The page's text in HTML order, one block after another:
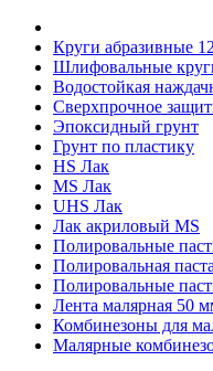
Круги абразивные
Шлифовальные
Водостойкая
Сверхпрочное
Эпоксидный грунт
Грунт по пластику
HS Лак
MS Лак
UHS Лак
Лак акриловый MS
Полировальные
Полировальная
Полировальные
Лента малярная 50
Комбинезоны для
Малярные